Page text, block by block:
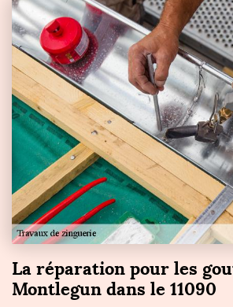
La réparation pour les
Montlegun dans le 11090